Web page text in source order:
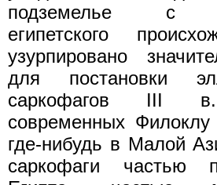
подземелье с
египетского
узурпировано
для постановки
саркофагов III
современных
где-нибудь в Малой
саркофаги частью